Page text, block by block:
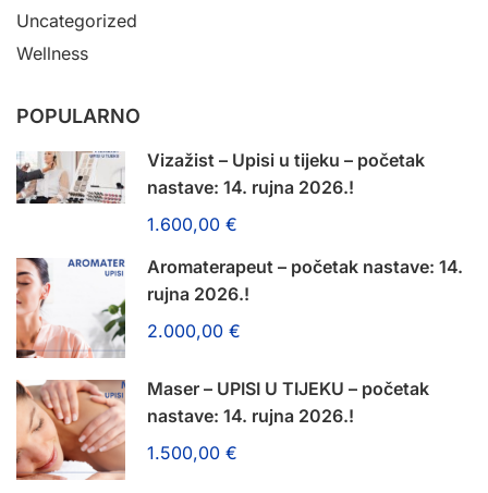
Uncategorized
Wellness
POPULARNO
Vizažist – Upisi u tijeku – početak
nastave: 14. rujna 2026.!
1.600,00 €
Aromaterapeut – početak nastave: 14.
rujna 2026.!
2.000,00 €
Maser – UPISI U TIJEKU – početak
nastave: 14. rujna 2026.!
1.500,00 €